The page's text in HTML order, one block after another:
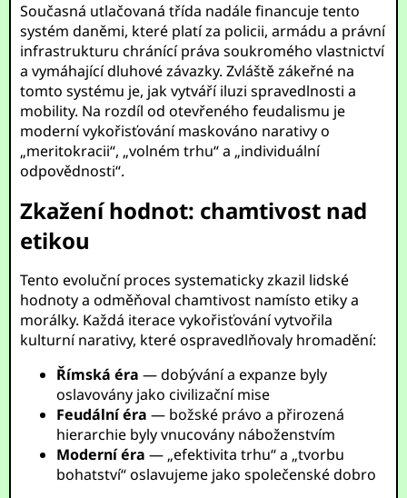
Současná utlačovaná třída nadále financuje tento
systém daněmi, které platí za policii, armádu a právní
infrastrukturu chránící práva soukromého vlastnictví
a vymáhající dluhové závazky. Zvláště zákeřné na
tomto systému je, jak vytváří iluzi spravedlnosti a
mobility. Na rozdíl od otevřeného feudalismu je
moderní vykořisťování maskováno narativy o
„meritokracii“, „volném trhu“ a „individuální
odpovědnosti“.
Zkažení hodnot: chamtivost nad
etikou
Tento evoluční proces systematicky zkazil lidské
hodnoty a odměňoval chamtivost namísto etiky a
morálky. Každá iterace vykořisťování vytvořila
kulturní narativy, které ospravedlňovaly hromadění:
Římská éra — dobývání a expanze byly
oslavovány jako civilizační mise
Feudální éra — božské právo a přirozená
hierarchie byly vnucovány náboženstvím
Moderní éra — „efektivita trhu“ a „tvorbu
bohatství“ oslavujeme jako společenské dobro